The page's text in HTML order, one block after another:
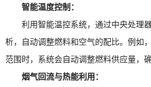
智能温度控制：
利用智能温控系统，通过中央处理
析，自动调整燃料和空气的配比。例如
范围时，系统会自动调整燃料供应量，
烟气回流与热能利用：